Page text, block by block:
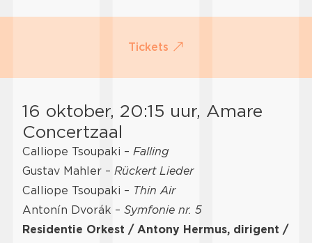
Tickets
16 oktober, 20:15 uur, Amare
Concertzaal
Calliope Tsoupaki – Falling
Gustav Mahler – Rückert Lieder
Calliope Tsoupaki – Thin Air
Antonín Dvorák – Symfonie nr. 5
Residentie Orkest / Antony Hermus, dirigent /